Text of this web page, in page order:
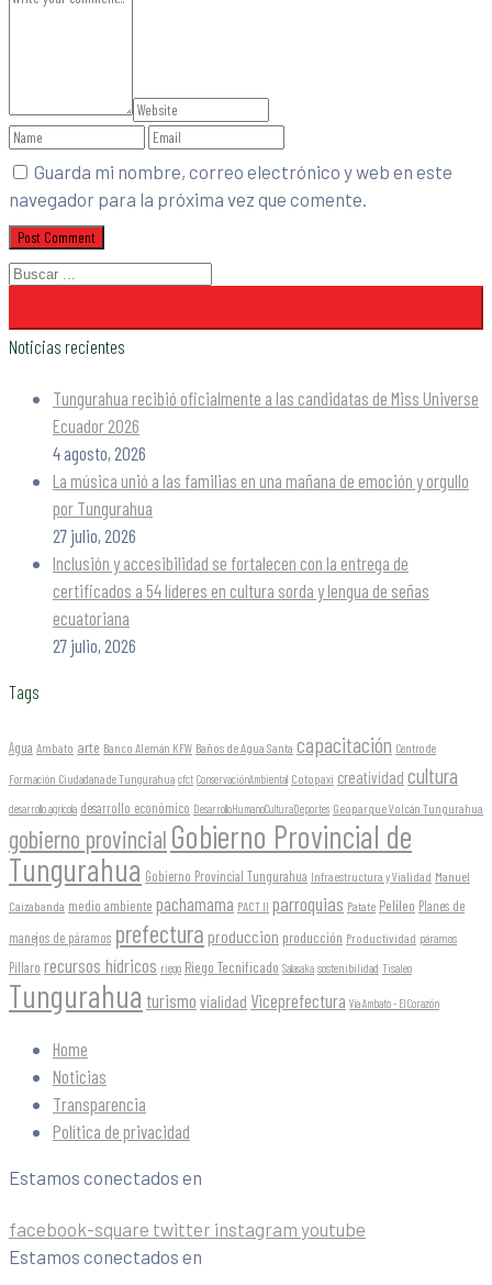
Guarda mi nombre, correo electrónico y web en este
navegador para la próxima vez que comente.
Noticias recientes
Tungurahua recibió oficialmente a las candidatas de Miss Universe
Ecuador 2026
4 agosto, 2026
La música unió a las familias en una mañana de emoción y orgullo
por Tungurahua
27 julio, 2026
Inclusión y accesibilidad se fortalecen con la entrega de
certificados a 54 líderes en cultura sorda y lengua de señas
ecuatoriana
27 julio, 2026
Tags
Agua Ambato arte Banco Alemán KFW Baños de Agua Santa capacitación Centro de
Formación Ciudadana de Tungurahua cfct ConservaciónAmbiental Cotopaxi creatividad cultura
desarrollo agrícola desarrollo económico DesarrolloHumanoCulturaDeportes Geoparque Volcán Tungurahua
gobierno provincial Gobierno Provincial de
Tungurahua Gobierno Provincial Tungurahua Infraestructura y Vialidad Manuel
Caizabanda medio ambiente pachamama PACT II parroquias Patate Pelileo Planes de
manejos de páramos prefectura produccion producción Productividad páramos
Píllaro recursos hídricos riego Riego Tecnificado Salasaka sostenibilidad Tisaleo
Tungurahua turismo vialidad Viceprefectura Vía Ambato - El Corazón
Home
Noticias
Transparencia
Política de privacidad
Estamos conectados en
facebook-square twitter instagram youtube
Estamos conectados en